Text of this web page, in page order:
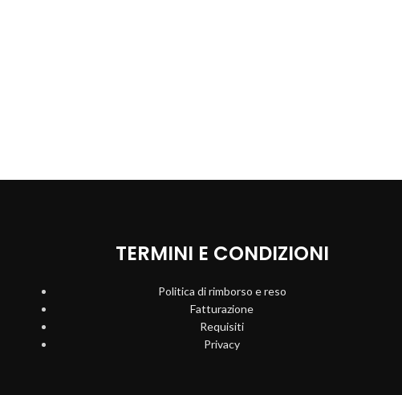
TERMINI E CONDIZIONI
Politica di rimborso e reso
Fatturazione
Requisiti
Privacy